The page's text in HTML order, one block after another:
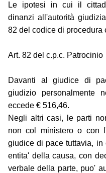
Le ipotesi in cui il
dinanzi all'autorità
82 del codice di procedura
Art. 82 del c.p.c. Patrocinio
Davanti al giudice di
giudizio personalmente
eccede € 516,46.
Negli altri casi, le parti
non col ministero o con
giudice di pace tuttavia, in
entita' della causa, con
verbale della parte, puo'